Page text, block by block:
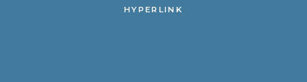
HYPERLINK